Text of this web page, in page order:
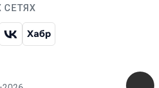
чат канал
ВКонтакте
Хабр